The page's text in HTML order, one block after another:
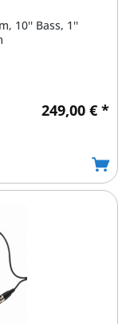
10'' Bass, 1''
249,00 € *